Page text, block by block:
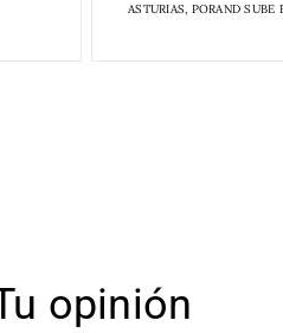
ASTURIAS, PORAND SUBE
opinión